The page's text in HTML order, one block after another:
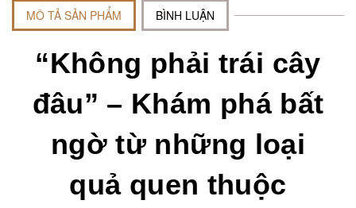
MÔ TẢ SẢN PHẨM BÌNH LUẬN
“Không phải trái cây
đâu” – Khám phá bất
ngờ từ những loại
quả quen thuộc